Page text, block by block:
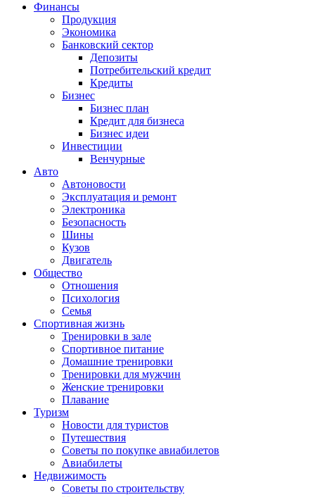
Финансы
Продукция
Экономика
Банковский сектор
Депозиты
Потребительский кредит
Кредиты
Бизнес
Бизнес план
Кредит для бизнеса
Бизнес идеи
Инвестиции
Венчурные
Авто
Автоновости
Эксплуатация и ремонт
Электроника
Безопасность
Шины
Кузов
Двигатель
Общество
Отношения
Психология
Семья
Спортивная жизнь
Тренировки в зале
Спортивное питание
Домашние тренировки
Тренировки для мужчин
Женские тренировки
Плавание
Туризм
Новости для туристов
Путешествия
Советы по покупке авиабилетов
Авиабилеты
Недвижимость
Советы по строительству